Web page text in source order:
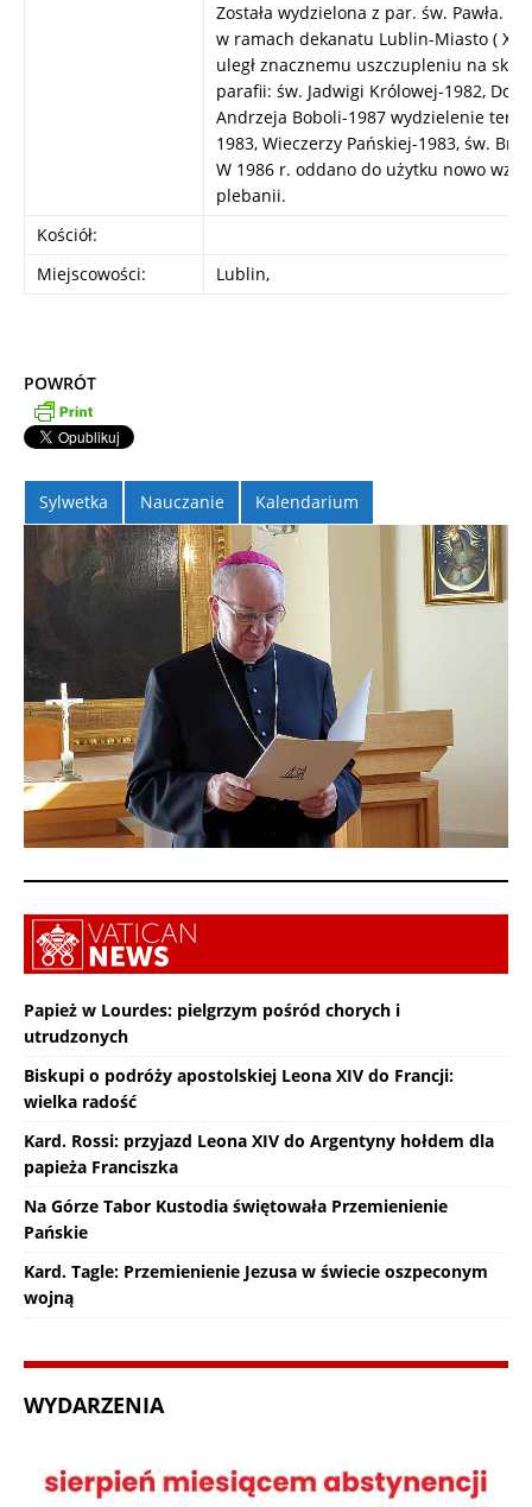
Została wydzielona z par. św. Pawła.
w ramach dekanatu Lublin-Miasto (
uległ znacznemu uszczupleniu na
parafii: św. Jadwigi Królowej-1982,
Andrzeja Boboli-1987 wydzielenie
1983, Wieczerzy Pańskiej-1983, św.
W 1986 r. oddano do użytku nowo
plebanii.
Kościół:
Miejscowości:
Lublin,
POWRÓT
Sylwetka Nauczanie Kalendarium
Papież w Lourdes: pielgrzym pośród chorych i
utrudzonych
Biskupi o podróży apostolskiej Leona XIV do Francji:
wielka radość
Kard. Rossi: przyjazd Leona XIV do Argentyny hołdem dla
papieża Franciszka
Na Górze Tabor Kustodia świętowała Przemienienie
Pańskie
Kard. Tagle: Przemienienie Jezusa w świecie oszpeconym
wojną
WYDARZENIA